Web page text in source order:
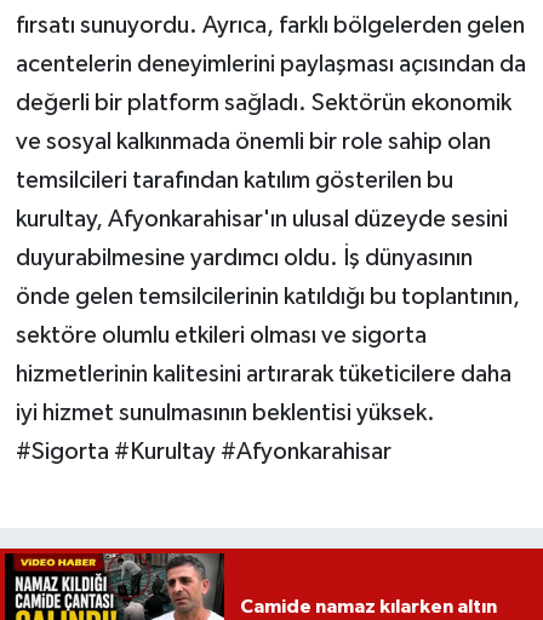
fırsatı sunuyordu. Ayrıca, farklı bölgelerden gelen
acentelerin deneyimlerini paylaşması açısından da
değerli bir platform sağladı. Sektörün ekonomik
ve sosyal kalkınmada önemli bir role sahip olan
temsilcileri tarafından katılım gösterilen bu
kurultay, Afyonkarahisar'ın ulusal düzeyde sesini
duyurabilmesine yardımcı oldu. İş dünyasının
önde gelen temsilcilerinin katıldığı bu toplantının,
sektöre olumlu etkileri olması ve sigorta
hizmetlerinin kalitesini artırarak tüketicilere daha
iyi hizmet sunulmasının beklentisi yüksek.
#Sigorta #Kurultay #Afyonkarahisar
Camide namaz kılarken altın